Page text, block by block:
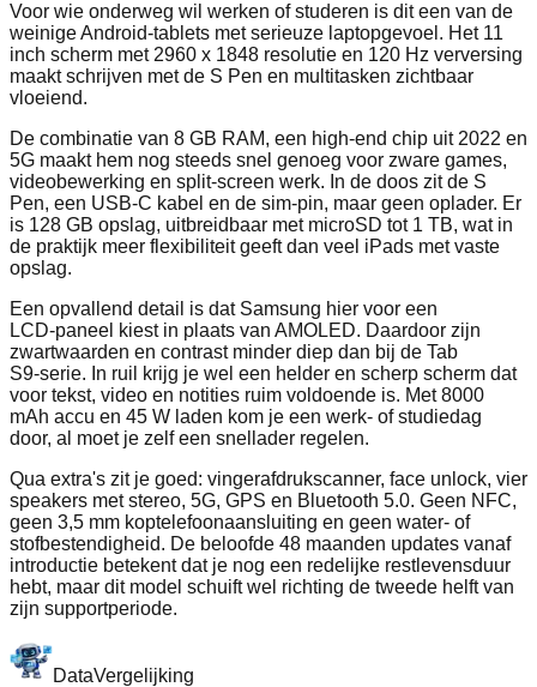
Voor wie onderweg wil werken of studeren is dit een van de
weinige Android‑tablets met serieuze laptopgevoel. Het 11
inch scherm met 2960 x 1848 resolutie en 120 Hz verversing
maakt schrijven met de S Pen en multitasken zichtbaar
vloeiend.
De combinatie van 8 GB RAM, een high‑end chip uit 2022 en
5G maakt hem nog steeds snel genoeg voor zware games,
videobewerking en split‑screen werk. In de doos zit de S
Pen, een USB‑C kabel en de sim‑pin, maar geen oplader. Er
is 128 GB opslag, uitbreidbaar met microSD tot 1 TB, wat in
de praktijk meer flexibiliteit geeft dan veel iPads met vaste
opslag.
Een opvallend detail is dat Samsung hier voor een
LCD‑paneel kiest in plaats van AMOLED. Daardoor zijn
zwartwaarden en contrast minder diep dan bij de Tab
S9‑serie. In ruil krijg je wel een helder en scherp scherm dat
voor tekst, video en notities ruim voldoende is. Met 8000
mAh accu en 45 W laden kom je een werk‑ of studiedag
door, al moet je zelf een snellader regelen.
Qua extra's zit je goed: vingerafdrukscanner, face unlock, vier
speakers met stereo, 5G, GPS en Bluetooth 5.0. Geen NFC,
geen 3,5 mm koptelefoonaansluiting en geen water‑ of
stofbestendigheid. De beloofde 48 maanden updates vanaf
introductie betekent dat je nog een redelijke restlevensduur
hebt, maar dit model schuift wel richting de tweede helft van
zijn supportperiode.
DataVergelijking